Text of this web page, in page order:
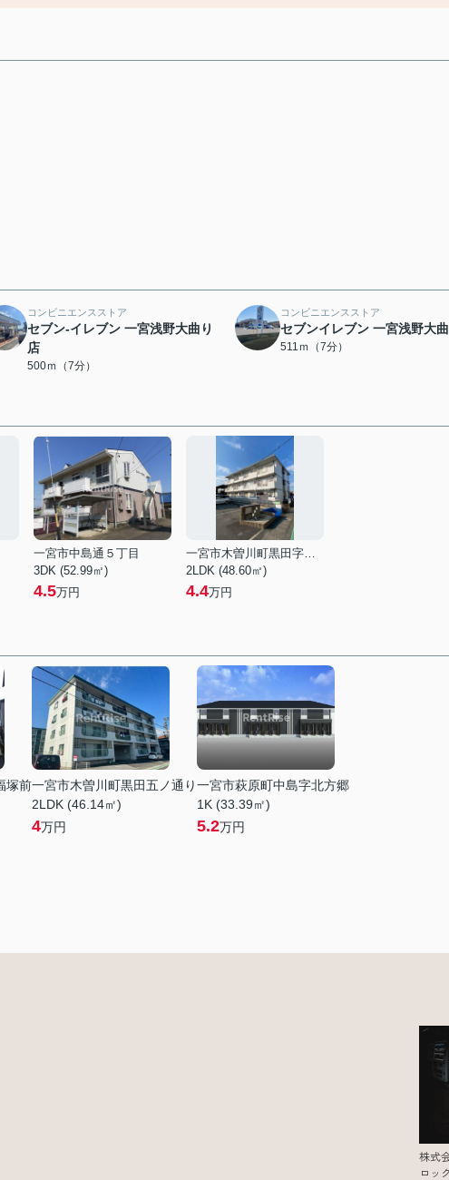
コンビニエンスストア
セブン-イレブン 一宮浅野大曲り
店
500ｍ（7分）
コンビニエンスストア
セブンイレブン 一宮浅野大
511ｍ（7分）
一宮市中島通５丁目
3DK (52.99㎡)
4.5万円
一宮市木曽川町黒田字篭守西
2LDK (48.60㎡)
4.4万円
塚前一宮市木曽川町黒田五ノ通り
2LDK (46.14㎡)
4万円
一宮市萩原町中島字北方郷
1K (33.39㎡)
5.2万円
株式
ロッ